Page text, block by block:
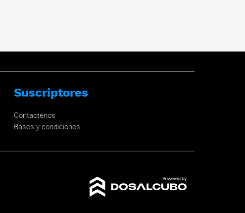
Suscriptores
Contactenos
Bases y condiciones